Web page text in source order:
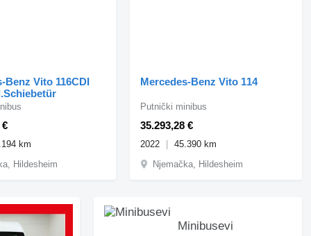
Benz Vito 116CDI
€
km
Hildesheim
Mercedes-Benz Vito 114
35.293,28 €
Putnički minibus
2022
45.390 km
Njemačka, Hildesheim
Minibusevi